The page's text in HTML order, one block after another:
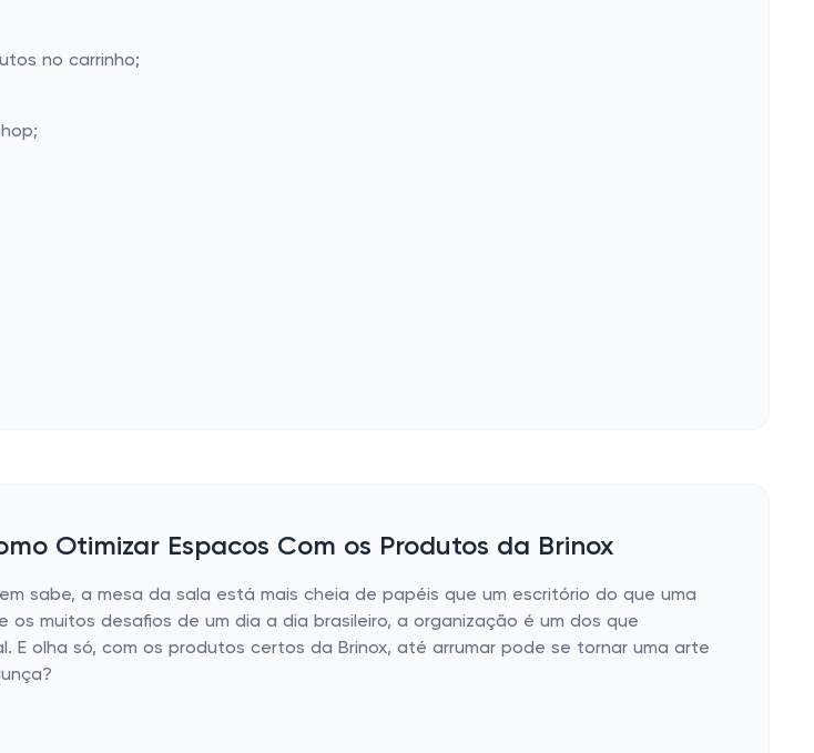
no carrinho;
Otimizar Espacos Com os Produtos da Brinox
sabe, a mesa da sala está mais cheia de papéis que um escritório do que uma
os muitos desafios de um dia a dia brasileiro, a organização é um dos que
E olha só, com os produtos certos da Brinox, até arrumar pode se tornar uma arte